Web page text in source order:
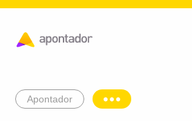
Apontador